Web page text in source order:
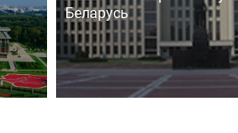
Беларусь